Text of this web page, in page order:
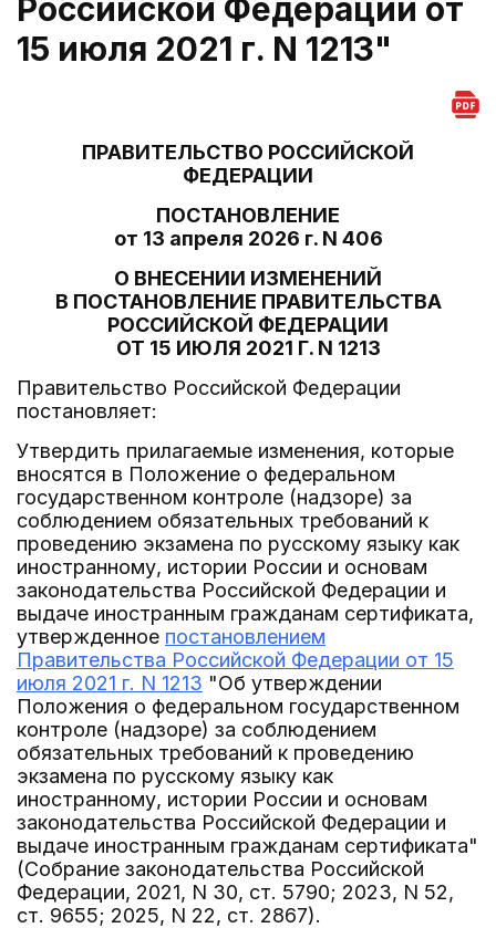
Российской Федерации от
15 июля 2021 г. N 1213"
ПРАВИТЕЛЬСТВО РОССИЙСКОЙ
ФЕДЕРАЦИИ
ПОСТАНОВЛЕНИЕ
от 13 апреля 2026 г. N 406
О ВНЕСЕНИИ ИЗМЕНЕНИЙ
В ПОСТАНОВЛЕНИЕ ПРАВИТЕЛЬСТВА
РОССИЙСКОЙ ФЕДЕРАЦИИ
ОТ 15 ИЮЛЯ 2021 Г. N 1213
Правительство Российской Федерации
постановляет:
Утвердить прилагаемые изменения, которые
вносятся в Положение о федеральном
государственном контроле (надзоре) за
соблюдением обязательных требований к
проведению экзамена по русскому языку как
иностранному, истории России и основам
законодательства Российской Федерации и
выдаче иностранным гражданам сертификата,
утвержденное постановлением
Правительства Российской Федерации от 15
июля 2021 г. N 1213 "Об утверждении
Положения о федеральном государственном
контроле (надзоре) за соблюдением
обязательных требований к проведению
экзамена по русскому языку как
иностранному, истории России и основам
законодательства Российской Федерации и
выдаче иностранным гражданам сертификата"
(Собрание законодательства Российской
Федерации, 2021, N 30, ст. 5790; 2023, N 52,
ст. 9655; 2025, N 22, ст. 2867).